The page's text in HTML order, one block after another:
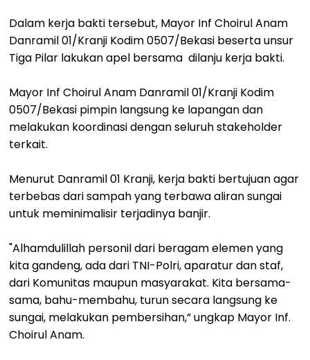
Dalam kerja bakti tersebut, Mayor Inf Choirul Anam
Danramil 01/Kranji Kodim 0507/Bekasi beserta unsur
Tiga Pilar lakukan apel bersama dilanju kerja bakti.
Mayor Inf Choirul Anam Danramil 01/Kranji Kodim
0507/Bekasi pimpin langsung ke lapangan dan
melakukan koordinasi dengan seluruh stakeholder
terkait.
Menurut Danramil 01 Kranji, kerja bakti bertujuan agar
terbebas dari sampah yang terbawa aliran sungai
untuk meminimalisir terjadinya banjir.
"Alhamdulillah personil dari beragam elemen yang
kita gandeng, ada dari TNI-Polri, aparatur dan staf,
dari Komunitas maupun masyarakat. Kita bersama-
sama, bahu-membahu, turun secara langsung ke
sungai, melakukan pembersihan,” ungkap Mayor Inf.
Choirul Anam.